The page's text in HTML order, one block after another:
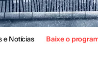
e Notícias Baixe o